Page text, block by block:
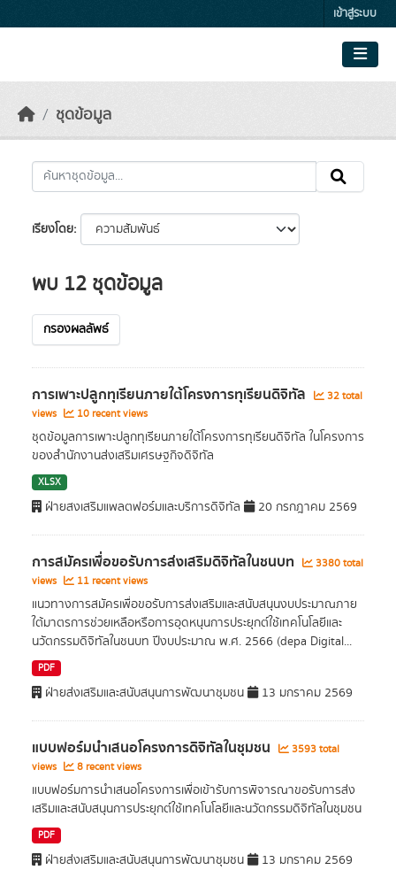
เข้าสู่ระบบ
ชุดข้อมูล
เรียงโดย
พบ 12 ชุดข้อมูล
กรองผลลัพธ์
การเพาะปลูกทุเรียนภายใต้โครงการทุเรียนดิจิทัล
32 total
views
10 recent views
ชุดข้อมูลการเพาะปลูกทุเรียนภายใต้โครงการทุเรียนดิจิทัล ในโครงการ
ของสำนักงานส่งเสริมเศรษฐกิจดิจิทัล
XLSX
ฝ่ายสงเสริมแพลตฟอร์มและบริการดิจิทัล 20 กรกฎาคม 2569
การสมัครเพื่อขอรับการส่งเสริมดิจิทัลในชนบท
3380 total
views
11 recent views
แนวทางการสมัครเพื่อขอรับการส่งเสริมและสนับสนุนงบประมาณภาย
ใต้มาตรการช่วยเหลือหรือการอุดหนุนการประยุกต์ใช้เทคโนโลยีและ
นวัตกรรมดิจิทัลในชนบท ปีงบประมาณ พ.ศ. 2566 (depa Digital...
PDF
ฝ่ายส่งเสริมและสนับสนุนการพัฒนาชุมชน 13 มกราคม 2569
แบบฟอร์มนำเสนอโครงการดิจิทัลในชุมชน
3593 total
views
8 recent views
แบบฟอร์มการนำเสนอโครงการเพื่อเข้ารับการพิจารณาขอรับการส่ง
เสริมและสนับสนุนการประยุกต์ใช้เทคโนโลยีและนวัตกรรมดิจิทัลในชุมชน
PDF
ฝ่ายส่งเสริมและสนับสนุนการพัฒนาชุมชน 13 มกราคม 2569